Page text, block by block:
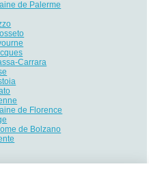
de Palerme
Carrara
de Florence
de Bolzano